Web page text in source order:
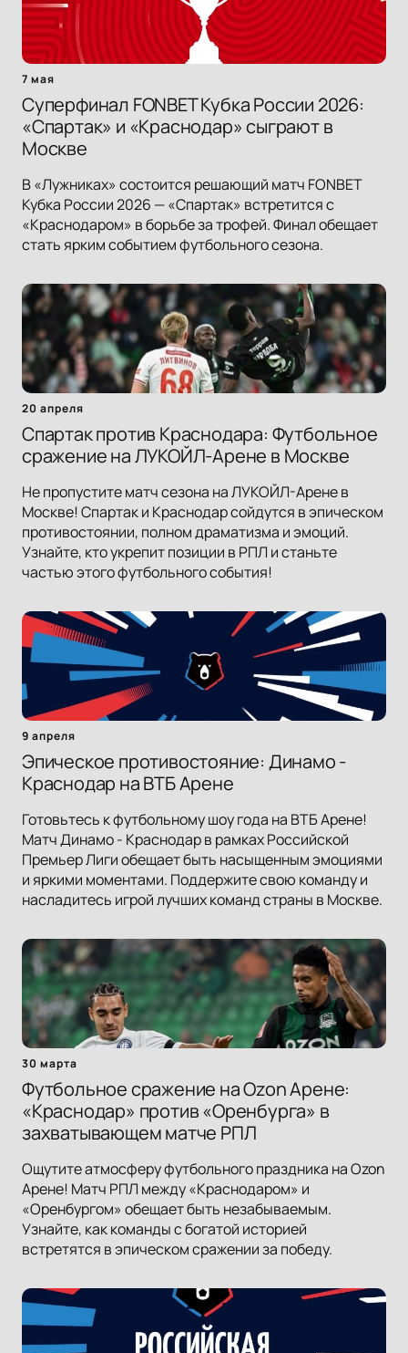
7 мая
Суперфинал FONBET Кубка России 2026:
«Спартак» и «Краснодар» сыграют в
Москве
В «Лужниках» состоится решающий матч FONBET
Кубка России 2026 — «Спартак» встретится с
«Краснодаром» в борьбе за трофей. Финал обещает
стать ярким событием футбольного сезона.
20 апреля
Спартак против Краснодара: Футбольное
сражение на ЛУКОЙЛ-Арене в Москве
Не пропустите матч сезона на ЛУКОЙЛ-Арене в
Москве! Спартак и Краснодар сойдутся в эпическом
противостоянии, полном драматизма и эмоций.
Узнайте, кто укрепит позиции в РПЛ и станьте
частью этого футбольного события!
9 апреля
Эпическое противостояние: Динамо -
Краснодар на ВТБ Арене
Готовьтесь к футбольному шоу года на ВТБ Арене!
Матч Динамо - Краснодар в рамках Российской
Премьер Лиги обещает быть насыщенным эмоциями
и яркими моментами. Поддержите свою команду и
насладитесь игрой лучших команд страны в Москве.
30 марта
Футбольное сражение на Ozon Арене:
«Краснодар» против «Оренбурга» в
захватывающем матче РПЛ
Ощутите атмосферу футбольного праздника на Ozon
Арене! Матч РПЛ между «Краснодаром» и
«Оренбургом» обещает быть незабываемым.
Узнайте, как команды с богатой историей
встретятся в эпическом сражении за победу.